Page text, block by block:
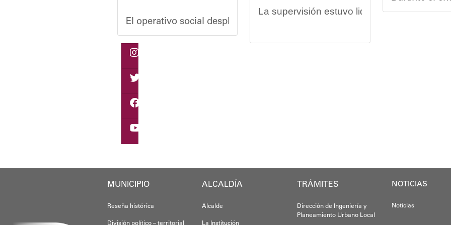
El operativo social desplegó un equipo multidisciplinario que ofreció
Eudicis Viva, habitante de la comunidad y beneficiaria del operativo,
La supervisión estuvo liderada por el
Las obras en ejecución contemplan
MUNICIPIO
Reseña histórica
División político – territorial
ALCALDÍA
Alcalde
La Institución
TRÁMITES
Dirección de Ingeniería y
Planeamiento Urbano Local
NOTICIAS
Noticias